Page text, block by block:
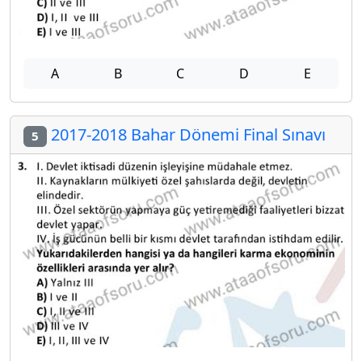
A B C D E
5 2017-2018 Bahar Dönemi Final Sınavı